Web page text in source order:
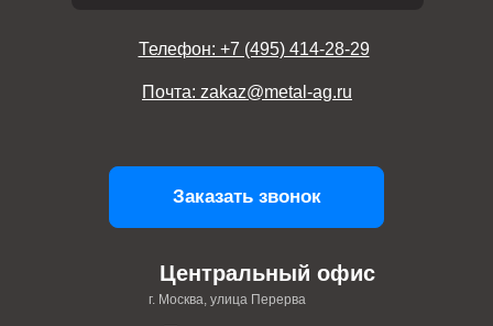
Центральный офис
г. Москва, улица Перерва
Телефон: +7 (495) 414-28-29
Почта: zakaz@metal-ag.ru
Заказать звонок